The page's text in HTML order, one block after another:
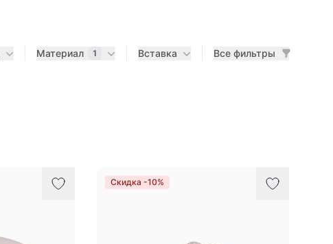
Материал 1 Вставка Все фильтры
Скидка -10%